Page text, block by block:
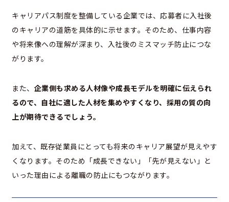
キャリアパス制度を整備している企業では、応募者に入社後
のキャリアの道筋を具体的に示せます。そのため、仕事内容
や将来像への理解が深まり、入社後のミスマッチ防止につな
がります。
また、 企業側も求める人材像や成長モデルを明確に伝えられ
るので、自社に適した人材を集めやすくなり、採用の質の向
上が期待できるでしょう。
加えて、既存従業員にとっても将来のキャリア展望が見えやす
くなります。そのため「成長できない」「先が見えない」と
いった理由による離職の防止にもつながります。